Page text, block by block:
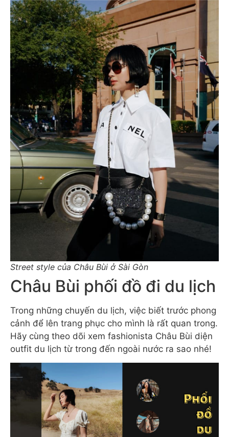
Street style của Châu Bùi ở Sài Gòn
Châu Bùi phối đồ đi du lịch
Trong những chuyến du lịch, việc biết trước phong
cảnh để lên trang phục cho mình là rất quan trong.
Hãy cùng theo dõi xem fashionista Châu Bùi diện
outfit du lịch từ trong đến ngoài nước ra sao nhé!